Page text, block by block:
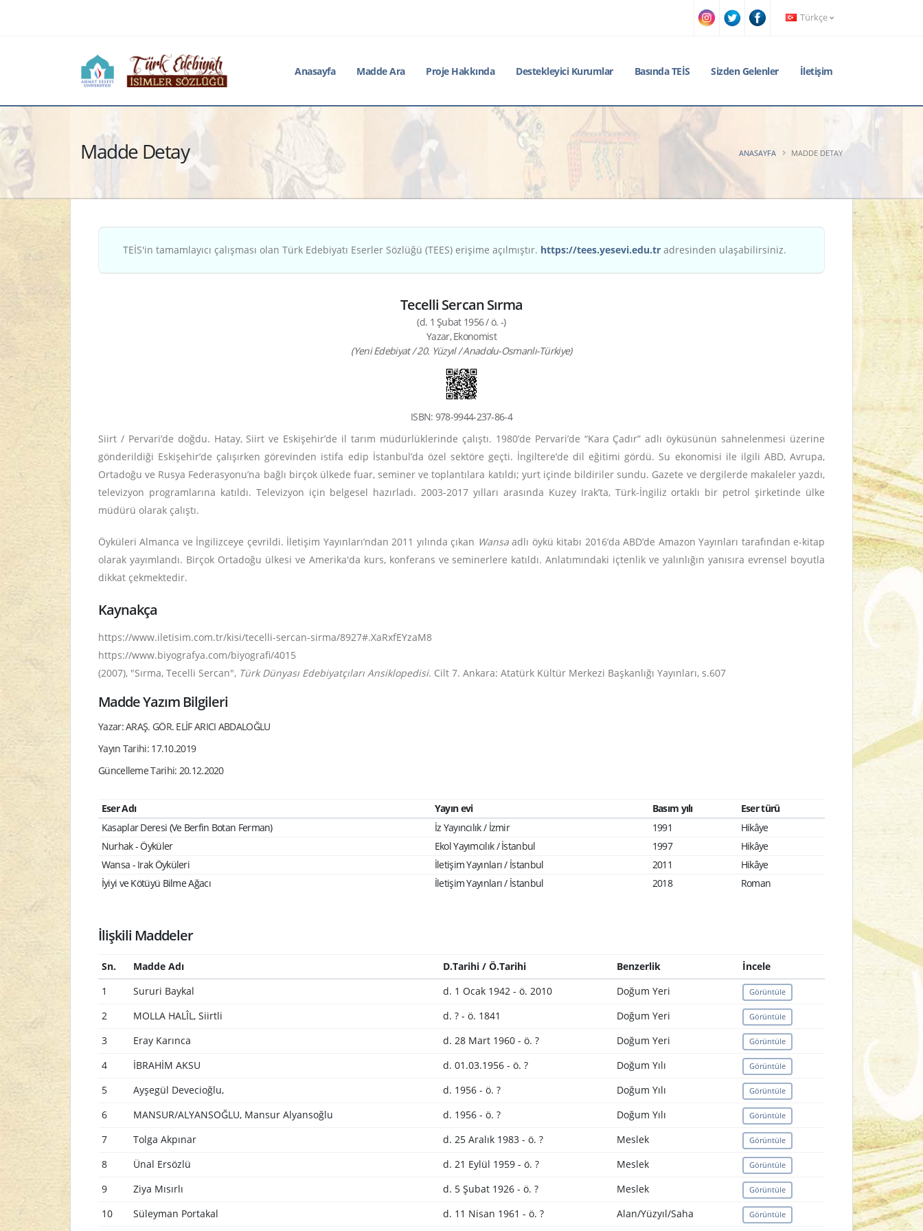
Türkçe
Anasayfa Madde Ara Proje Hakkında Destekleyici Kurumlar Basında TEİS Sizden Gelenler İletişim
Madde Detay ANASAYFA MADDE DETAY
TEİS'in tamamlayıcı çalışması olan Türk Edebiyatı Eserler Sözlüğü (TEES) erişime açılmıştır. https://tees.yesevi.edu.tr adresinden ulaşabilirsiniz.
Tecelli Sercan Sırma
(d. 1 Şubat 1956 / ö. -)
Yazar, Ekonomist
(Yeni Edebiyat / 20. Yüzyıl / Anadolu-Osmanlı-Türkiye)
ISBN: 978-9944-237-86-4
Siirt / Pervari’de doğdu. Hatay, Siirt ve Eskişehir’de il tarım müdürlüklerinde çalıştı. 1980’de Pervari’de “Kara Çadır” adlı öyküsünün sahnelenmesi üzerine
gönderildiği Eskişehir’de çalışırken görevinden istifa edip İstanbul’da özel sektöre geçti. İngiltere’de dil eğitimi gördü. Su ekonomisi ile ilgili ABD, Avrupa,
Ortadoğu ve Rusya Federasyonu’na bağlı birçok ülkede fuar, seminer ve toplantılara katıldı; yurt içinde bildiriler sundu. Gazete ve dergilerde makaleler yazdı,
televizyon programlarına katıldı. Televizyon için belgesel hazırladı. 2003-2017 yılları arasında Kuzey Irak’ta, Türk-İngiliz ortaklı bir petrol şirketinde ülke
müdürü olarak çalıştı.
Öyküleri Almanca ve İngilizceye çevrildi. İletişim Yayınları’ndan 2011 yılında çıkan Wansaadlı öykü kitabı 2016’da ABD’de Amazon Yayınları tarafından e-kitap
olarak yayımlandı. Birçok Ortadoğu ülkesi ve Amerika'da kurs, konferans ve seminerlere katıldı. Anlatımındaki içtenlik ve yalınlığın yanısıra evrensel boyutla
dikkat çekmektedir.
Kaynakça
https://www.iletisim.com.tr/kisi/tecelli-sercan-sirma/8927#.XaRxfEYzaM8
https://www.biyografya.com/biyografi/4015
(2007), "Sırma, Tecelli Sercan", Türk Dünyası Edebiyatçıları Ansiklopedisi. Cilt 7. Ankara: Atatürk Kültür Merkezi Başkanlığı Yayınları, s.607
Madde Yazım Bilgileri
Yazar: ARAŞ. GÖR. ELİF ARICI ABDALOĞLU
Yayın Tarihi: 17.10.2019
Güncelleme Tarihi: 20.12.2020
Eser Adı Yayın evi Basım yılı
Eser türü
Kasaplar Deresi (Ve Berfin Botan Ferman)
İz Yayıncılık / İzmir 1991
Hikâye
Nurhak - Öyküler
Ekol Yayımcılık / İstanbul 1997
Hikâye
Wansa - Irak Öyküleri
İletişim Yayınları / İstanbul 2011
Hikâye
İyiyi ve Kötüyü Bilme Ağacı
İletişim Yayınları / İstanbul 2018 Roman
İlişkili Maddeler
Sn. Madde Adı D.Tarihi / Ö.Tarihi Benzerlik
İncele
1
Sururi Baykal d. 1 Ocak 1942 - ö. 2010 Doğum Yeri Görüntüle
2 MOLLA HALÎL, Siirtli d. ? - ö. 1841 Doğum Yeri Görüntüle
3 Eray Karınca d. 28 Mart 1960 - ö. ? Doğum Yeri Görüntüle
4 İBRAHİM AKSU d. 01.03.1956 - ö. ? Doğum Yılı Görüntüle
5 Ayşegül Devecioğlu, d. 1956 - ö. ? Doğum Yılı Görüntüle
6 MANSUR/ALYANSOĞLU, Mansur Alyansoğlu d. 1956 - ö. ? Doğum Yılı Görüntüle
7 Tolga Akpınar d. 25 Aralık 1983 - ö. ? Meslek Görüntüle
8 Ünal Ersözlü d. 21 Eylül 1959 - ö. ? Meslek Görüntüle
9 Ziya Mısırlı d. 5 Şubat 1926 - ö. ? Meslek Görüntüle
10 Süleyman Portakal d. 11 Nisan 1961 - ö. ? Alan/Yüzyıl/Saha Görüntüle